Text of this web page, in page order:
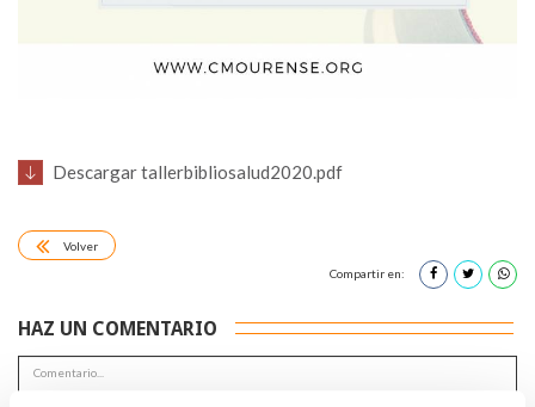
Descargar tallerbibliosalud2020.pdf
Volver
Compartir en:
HAZ UN COMENTARIO